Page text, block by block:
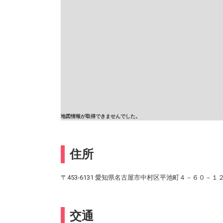
地図情報が取得できませんでした。
住所
〒453-6131 愛知県名古屋市中村区平池町４－６０－１
交通